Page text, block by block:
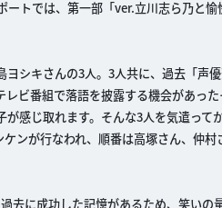
ートでは、第一部「ver.立川志ら乃と愉
シキさんの3人。3人共に、過去「声
ビ番組で落語を披露する機会があっ
感じ取れます。そんな3人を気遣って
ンが行なわれ、順番は高塚さん、仲村
去に成功した記憶があるため、笑いの